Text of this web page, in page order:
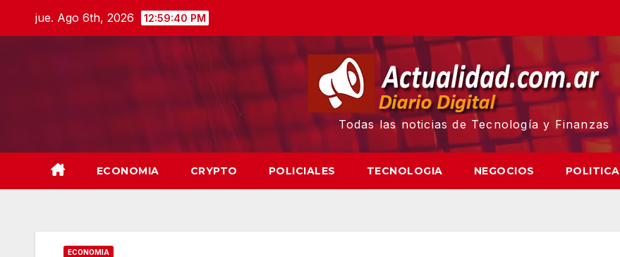
jue. Ago 6th, 2026 12:59:41 PM
Todas las noticias de Tecnología y Finanzas
ECONOMIA CRYPTO POLICIALES TECNOLOGIA NEGOCIOS POLITICA
ECONOMIA